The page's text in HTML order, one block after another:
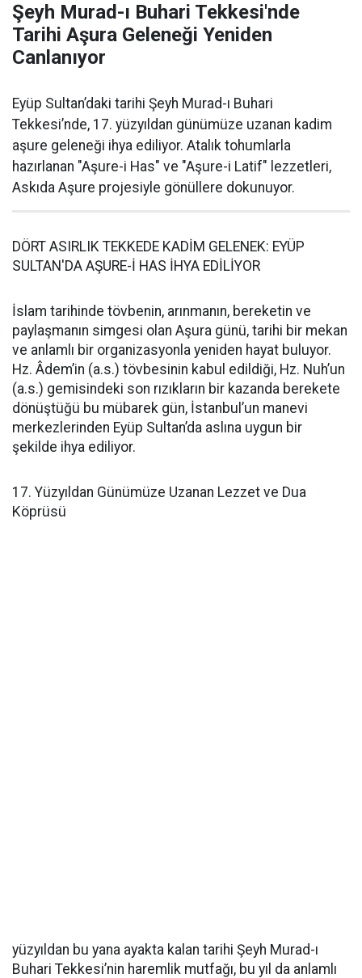
Şeyh Murad-ı Buhari Tekkesi'nde
Tarihi Aşura Geleneği Yeniden
Canlanıyor
Eyüp Sultan’daki tarihi Şeyh Murad-ı Buhari
Tekkesi’nde, 17. yüzyıldan günümüze uzanan kadim
aşure geleneği ihya ediliyor. Atalık tohumlarla
hazırlanan "Aşure-i Has" ve "Aşure-i Latif" lezzetleri,
Askıda Aşure projesiyle gönüllere dokunuyor.
DÖRT ASIRLIK TEKKEDE KADİM GELENEK: EYÜP
SULTAN'DA AŞURE-İ HAS İHYA EDİLİYOR
İslam tarihinde tövbenin, arınmanın, bereketin ve
paylaşmanın simgesi olan Aşura günü, tarihi bir mekan
ve anlamlı bir organizasyonla yeniden hayat buluyor.
Hz. Âdem’in (a.s.) tövbesinin kabul edildiği, Hz. Nuh’un
(a.s.) gemisindeki son rızıkların bir kazanda berekete
dönüştüğü bu mübarek gün, İstanbul’un manevi
merkezlerinden Eyüp Sultan’da aslına uygun bir
şekilde ihya ediliyor.
17. Yüzyıldan Günümüze Uzanan Lezzet ve Dua
Köprüsü
yüzyıldan bu yana ayakta kalan tarihi Şeyh Murad-ı
Buhari Tekkesi’nin haremlik mutfağı, bu yıl da anlamlı